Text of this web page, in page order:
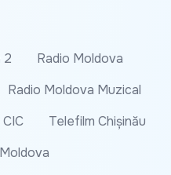
2
Radio Moldova
Radio Moldova Muzical
CIC
Telefilm Chișinău